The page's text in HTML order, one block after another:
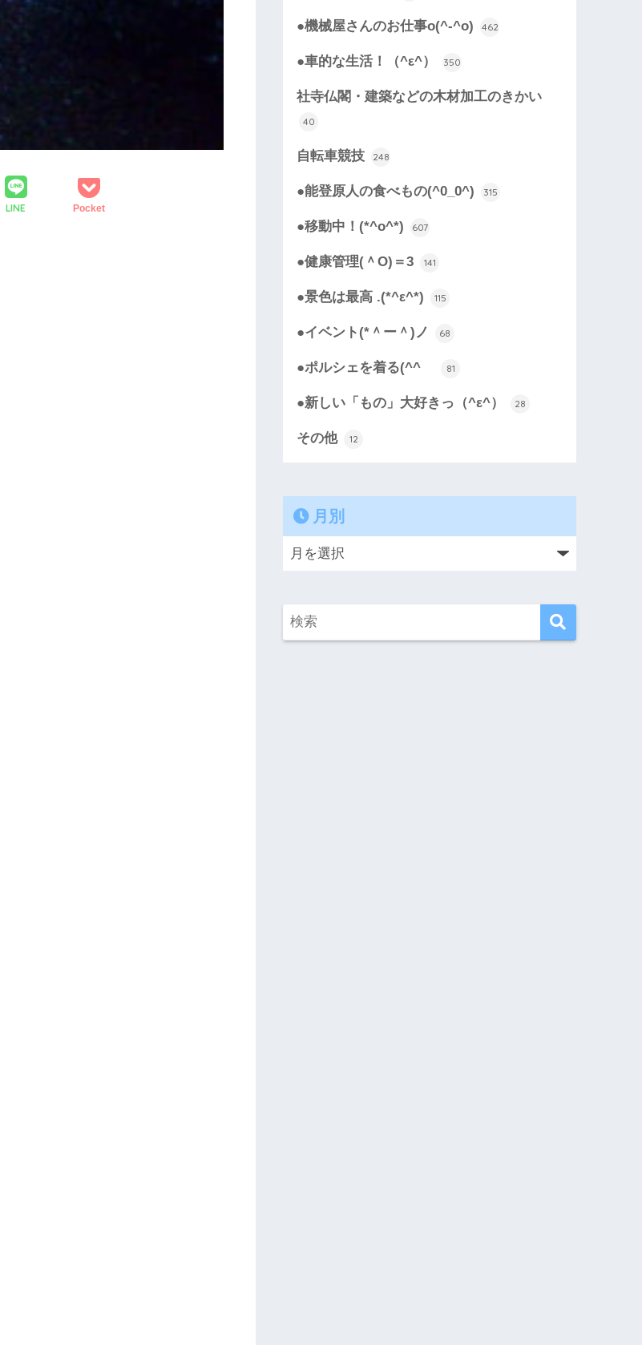
LINE Pocket
●機械屋さんのお仕事o(^-^o) 462
●車的な生活！（^ε^） 350
社寺仏閣・建築などの木材加工のきかい
40
自転車競技 248
●能登原人の食べもの(^0_0^) 315
●移動中！(*^o^*) 607
●健康管理(＾O)＝3 141
●景色は最高 .(*^ε^*) 115
●イベント(*＾ー＾)ノ 68
●ポルシェを着る(^^ゞ 81
●新しい「もの」大好きっ（^ε^） 28
その他 12
月別